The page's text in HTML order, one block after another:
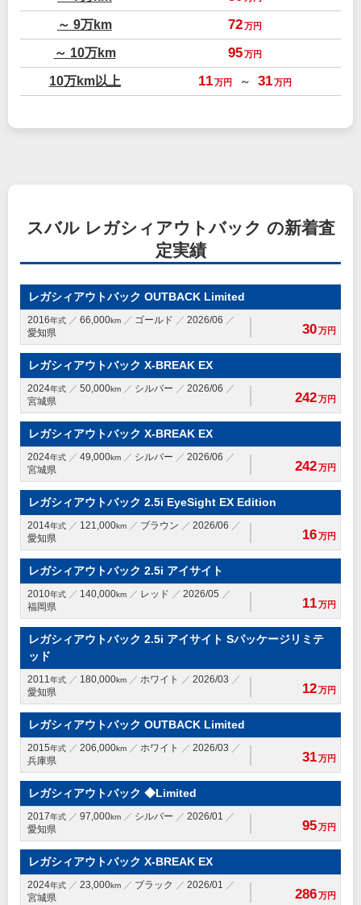
～ 9万km 72万円
～ 10万km 95万円
10万km以上 11万円 ～ 31万円
スバル レガシィアウトバック の新着査
定実績
レガシィアウトバック OUTBACK Limited
2016年式 66,000km ゴールド
2026/06
愛知県
30万円
レガシィアウトバック X-BREAK EX
2024年式 50,000km シルバー
2026/06
宮城県
242万円
レガシィアウトバック X-BREAK EX
2024年式 49,000km シルバー
2026/06
宮城県
242万円
レガシィアウトバック 2.5i EyeSight EX Edition
2014年式 121,000km ブラウン
2026/06
愛知県
16万円
レガシィアウトバック 2.5i アイサイト
2010年式 140,000km レッド
2026/05
福岡県
11万円
レガシィアウトバック 2.5i アイサイト Sパッケージリミテ
ッド
2011年式 180,000km ホワイト
2026/03
愛知県
12万円
レガシィアウトバック OUTBACK Limited
2015年式 206,000km ホワイト
2026/03
兵庫県
31万円
レガシィアウトバック ◆Limited
2017年式 97,000km シルバー
2026/01
愛知県
95万円
レガシィアウトバック X-BREAK EX
2024年式 23,000km ブラック
2026/01
宮城県
286万円